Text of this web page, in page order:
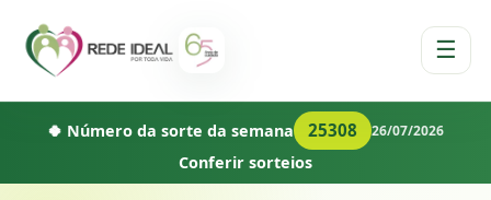
☰
🍀 Número da sorte da semana 25308 26/07/2026
Conferir sorteios